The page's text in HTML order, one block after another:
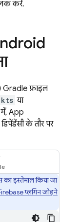
करें.
Gradle फ़ाइल
या
App
के तौर पर
का इस्तेमाल किया जा
प्लगिन जोड़ने